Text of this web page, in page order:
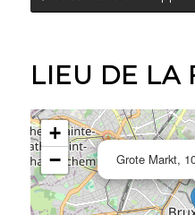
LIEU DE LA
Grote Markt,
+
−